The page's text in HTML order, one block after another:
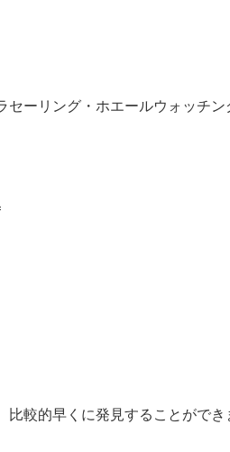
ーリング・ホエールウォッチ
較的早くに発見することができ